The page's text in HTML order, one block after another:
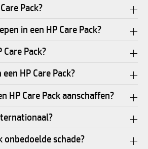
Pack?
in een HP Care Pack?
Pack?
HP Care Pack?
HP Care Pack aanschaffen?
onbedoelde schade?